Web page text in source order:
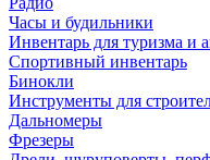
Часы и будильники
Инвентарь для туризма и
Спортивный инвентарь
Бинокли
Инструменты для
Дальномеры
Фрезеры